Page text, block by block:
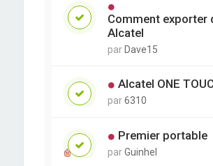
Comment exporter
Alcatel
par Dave15
Alcatel ONE
par6310
Premier portable
parGuinhel